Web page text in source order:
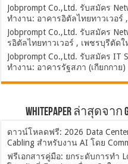
Jobprompt Co.,Ltd. รับสมัคร
ทำงาน: อาคารอิตัลไทยทาวเวอร์
Jobprompt Co.,Ltd. รับสมัคร
รอิตัลไทยทาวเวอร์ , เพชรบุรีตัดใ
Jobprompt Co.,Ltd. รับสมัคร IT
ทำงาน: อาคารรัฐสภา (เกียกกาย)
Whitepaper ล่าสุดจาก
ดาวน์โหลดฟรี: 2026 Data
Cabling สำหรับงาน AI โดย
ฟรีเอกสารคู่มือ: ยกระดับการทำ